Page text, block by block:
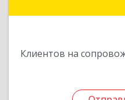
Клиентов на